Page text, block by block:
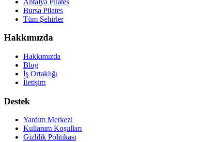
Bursa Pilates
Tüm Şehirler
Hakkımızda
Hakkımızda
Blog
İş Ortaklığı
İletişim
Destek
Yardım Merkezi
Kullanım Koşulları
Gizlilik Politikası